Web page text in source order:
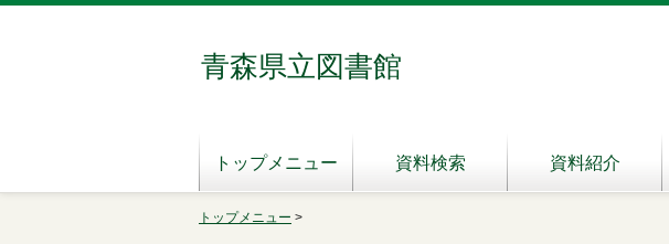
青森県立図書館
トップメニュー 資料検索 資料紹介
トップメニュー >